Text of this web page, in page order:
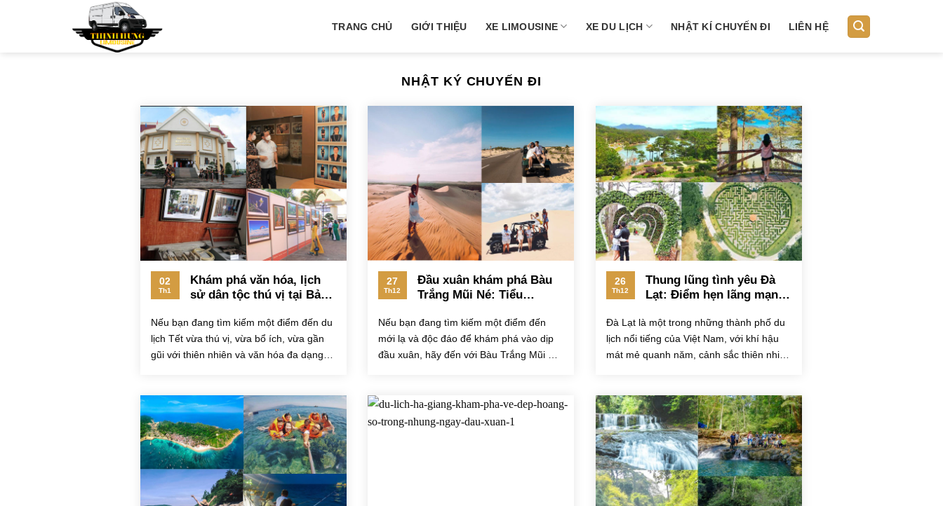
TRANG CHỦ GIỚI THIỆU XE LIMOUSINE XE DU LỊCH NHẬT KÍ CHUYẾN ĐI LIÊN HỆ
NHẬT KÝ CHUYẾN ĐI
02
Th1
Khám phá văn hóa, lịch
sử dân tộc thú vị tại Bảo
xuân
Nếu bạn đang tìm kiếm một điểm đến du
lịch Tết vừa thú vị, vừa bổ ích, vừa gần
gũi với thiên nhiên và văn hóa đa dạng
27
Th12
Đầu xuân khám phá Bàu
Trắng Mũi Né: Tiểu
Thuận
Nếu bạn đang tìm kiếm một điểm đến
mới lạ và độc đáo để khám phá vào dịp
đầu xuân, hãy đến với Bàu Trắng Mũi Né
26
Th12
Thung lũng tình yêu Đà
Lạt: Điểm hẹn lãng mạn
Tết 2024
Đà Lạt là một trong những thành phố du
lịch nổi tiếng của Việt Nam, với khí hậu
mát mẻ quanh năm, cảnh sắc thiên nhiên